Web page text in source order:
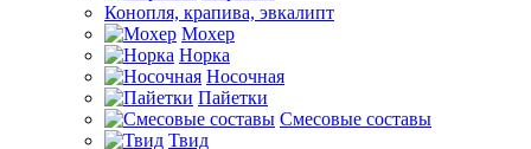
Конопля, крапива, эвкалипт
Мохер
Норка
Носочная
Пайетки
Смесовые составы
Твид